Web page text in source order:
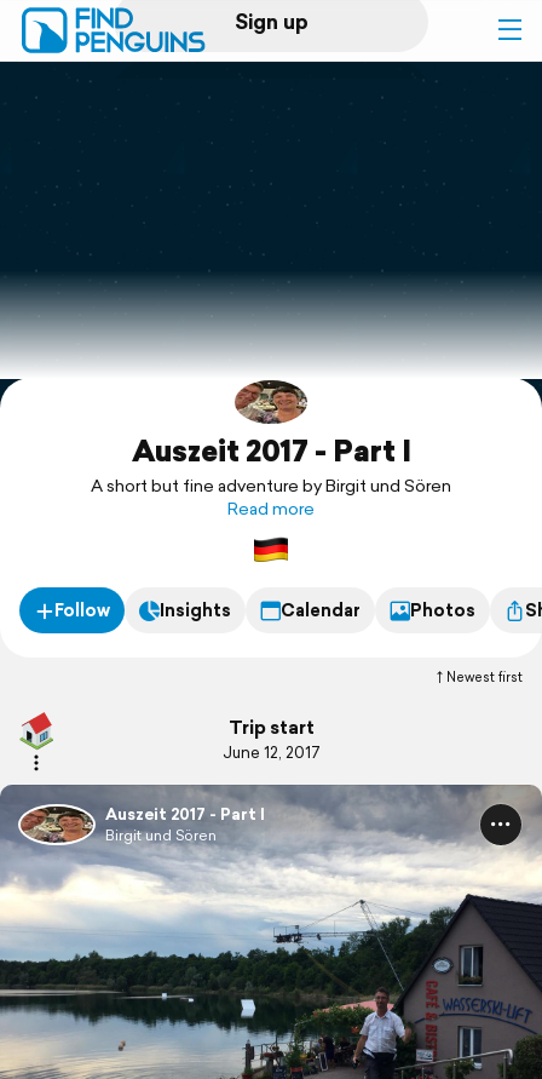
Sign up
Log in
Print a book
Flyover video
Explore
SupportAuszeit 2017 - Part I
A short but fine adventure by Birgit und Sören
Read more
Follow Insights Calendar Photos
Newest first
Trip start
June 12, 2017
Auszeit 2017 - Part I
Birgit und Sören